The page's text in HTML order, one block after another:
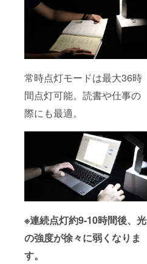
常時点灯モードは最大36時
間点灯可能。読書や仕事の
際にも最適。
※連続点灯約9-10時間後、光
の強度が徐々に弱くなりま
す。